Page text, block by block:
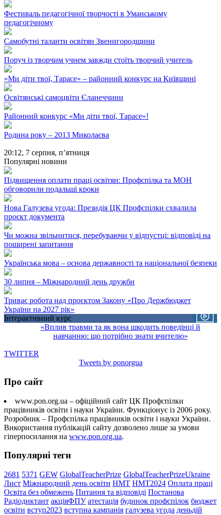
Фестиваль педагогічної творчості в Уманському
педагогічному
Самобутні таланти освітян Звенигородщини
Поруч із творчим учнем завжди стоїть творчий учитель
«Ми діти твої, Тарасе» – районний конкурс на Київщині
Освітянські самоцвіти Єланеччини
Районний конкурс «Ми діти твої, Тарасе»!
Родина року – 2013 Миколаєва
20:12, 7 серпня, п’ятниця
Популярні новини
Підвищення оплати праці освітян: Профспілка та МОН
обговорили подальші кроки
Нова Галузева угода: Президія ЦК Профспілки схвалила
проєкт документа
Чи можна звільнитися, перебуваючи у відпустці: відповіді на
поширені запитання
Українська мова – основа державності та національної безпеки
30 липня – Міжнародний день дружби
Триває робота над проєктом Закону «Про Держбюджет
України на 2027 рік»
Інтерактивний курс
«Вплив травми та як вона шкодить поведінці й
навчанню: що потрібно знати вчителю»
TWITTER
Tweets by ponorgua
Про сайт
www.pon.org.ua – офіційний сайт ЦК Профспілки
працівників освіти і науки України. Функціонує із 2006 року.
Розробник – Профспілка працівників освіти і науки України.
Використання публікацій сайту дозволено лише за умови
гіперпосилання на www.pon.org.ua.
Популярні теги
2681 5371 GEW GlobalTeacherPrize GlobalTeacherPrizeUkraine
Лист Міжнародний день освіти НМТ НМТ2024 Оплата праці
Освіта без обмежень Питання та відповіді Постанова
Радіодиктант акціяФПУ атестація будинок профспілок бюджет
освіти вступ2023 вступна кампанія галузева угода деньдій